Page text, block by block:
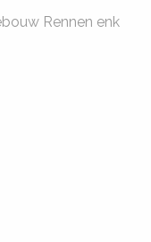
Rennen enk